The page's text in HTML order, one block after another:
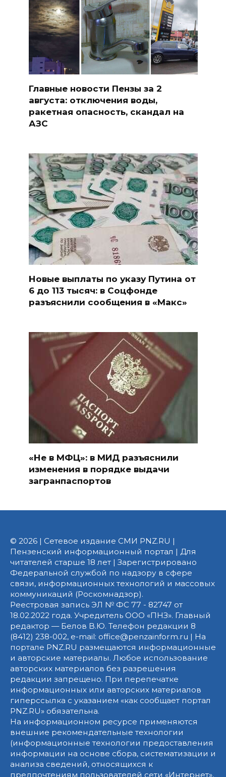
Главные новости Пензы за 2
августа: отключения воды,
ракетная опасность, скандал на
АЗС
Новые выплаты по указу Путина от
6 до 113 тысяч: в Соцфонде
разъяснили сообщения в «Макс»
«Не в МФЦ»: в МИД разъяснили
изменения в порядке выдачи
загранпаспортов
© 2026 | Сетевое издание СМИ PNZ.RU |
Пензенский информационный портал | Для
читателей старше 18 лет | Зарегистрировано
Федеральной службой по надзору в сфере
связи, информационных технологий и массовых
коммуникаций (Роскомнадзор).
Реестровая запись ЭЛ № ФС 77 - 82747 от
18.02.2022 года. Учредитель ООО «ПНЗ». Главный
редактор — Белов В.Ю. Телефон редакции 8
(8412) 238-002, e-mail: office@penzainform.ru | На
портале PNZ.RU размещаются информационные
и авторские материалы. Любое использование
авторских материалов без разрешения
редакции запрещено. При перепечатке
информационных или авторских материалов
гиперссылка с указанием «как сообщает портал
PNZ.RU» обязательна.
На информационном ресурсе применяются
внешние рекомендательные технологии
(информационные технологии предоставления
информации на основе сбора, систематизации и
анализа сведений, относящихся к
предпочтениям пользователей сети «Интернет»,